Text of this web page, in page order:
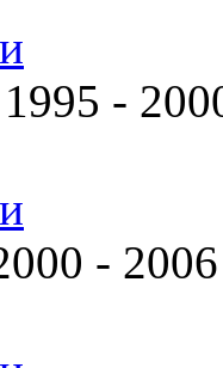
-
- 2006